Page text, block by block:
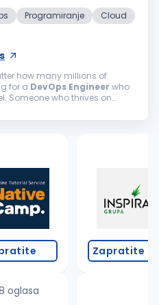
Programiranje
Cloud
how many millions of
for a DevOps Engineer who
Someone who thrives on
oglasa
Zapratite